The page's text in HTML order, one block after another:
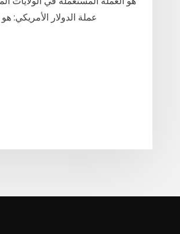
عملة الدولار الأمريكي: هو $